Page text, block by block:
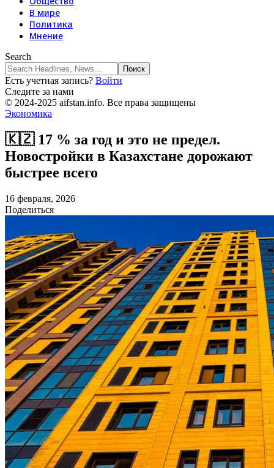
В мире
Политика
Мнение
Search
Есть учетная запись? Войти
Следите за нами
© 2024-2025 aifstan.info. Все права защищены
Экономика
🇰🇿 17 % за год и это не предел.
Новостройки в Казахстане дорожают
быстрее всего
16 февраля, 2026
Поделиться